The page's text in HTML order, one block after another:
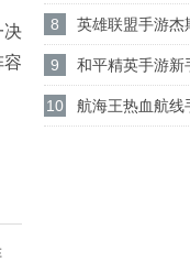
决
容
巧解析
8 英雄联盟手游杰
9 和平精英手游新
推荐
10 航海王热血航线